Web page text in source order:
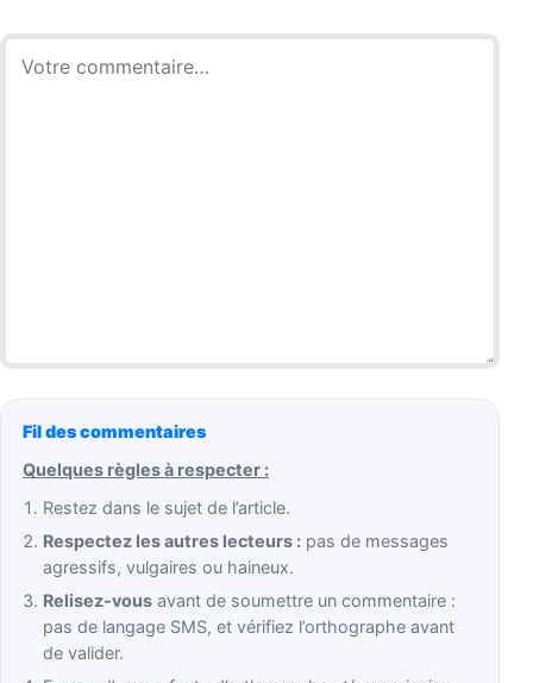
Commentaire
Fil des commentaires
Quelques règles à respecter :
Restez dans le sujet de l’article.
Respectez les autres lecteurs : pas de messages
agressifs, vulgaires ou haineux.
Relisez-vous avant de soumettre un commentaire :
pas de langage SMS, et vérifiez l’orthographe avant
de valider.